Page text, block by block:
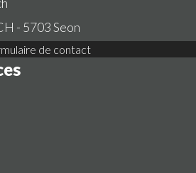
- 5703 Seon
de contact